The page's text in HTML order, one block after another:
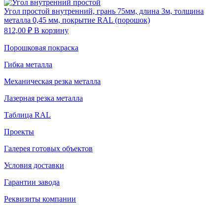
Угол простой внутренний, грань 75мм, длина 3м, толщина
металла 0,45 мм, покрытие RAL (порошок)
812,00 ₽ В корзину
Порошковая покраска
Гибка металла
Механическая резка металла
Лазерная резка металла
Таблица RAL
Проекты
Галерея готовых объектов
Условия доставки
Гарантии завода
Реквизиты компании